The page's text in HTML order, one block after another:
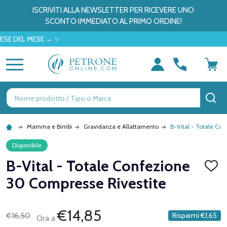
ISCRIVITI ALLA NEWSLETTER PER RICEVERE UNO
SCONTO IMMEDIATO AL PRIMO ORDINE!
MESE → ✨
Ricerca
Mamma e Bimbi Gravidanza e Allattamento B-Vital - Totale
Disponibile
B-Vital - Totale Confezione
30 Compresse Rivestite
€16,50
Ora a€14,85 Risparmi €1,65